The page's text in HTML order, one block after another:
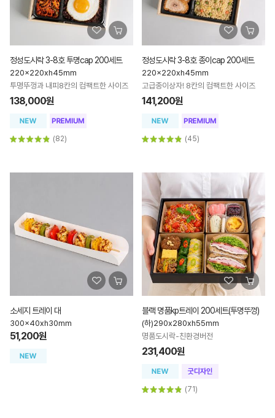
정성도시락 3-8호 투명cap 200세트
220x220xh45mm
투명뚜껑과 내피8칸의 컴팩트한 사이즈
138,000원
(82)
정성도시락 3-8호 종이cap 200세트
220x220xh45mm
고급종이상자! 8칸의 컴팩트한 사이즈
141,200원
(45)
소세지 트레이 대
300x40xh30mm
51,200원
블랙 명품kp트레이 200세트(투명뚜껑)
(하)290x280xh55mm
명품도시락-친환경버전
231,400원
(71)